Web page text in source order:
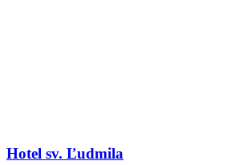
Hotel sv. Ľudmila